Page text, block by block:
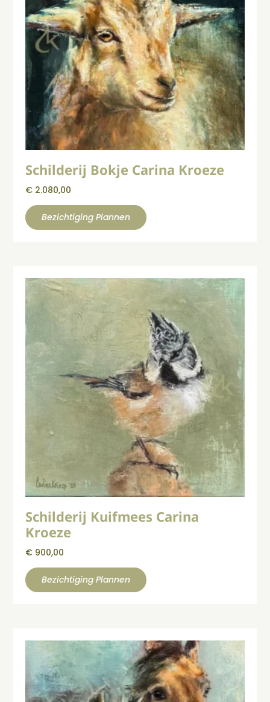
Schilderij Bokje Carina Kroeze
€ 2.080,00
Bezichtiging Plannen
Schilderij Kuifmees Carina
Kroeze
€ 900,00
Bezichtiging Plannen